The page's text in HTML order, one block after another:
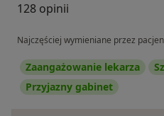
128 opinii
Najczęściej wymieniane przez
Zaangażowanie lekarza
Przyjazny gabinet